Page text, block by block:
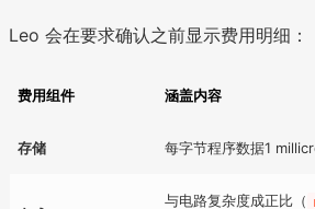
Leo 会在要求确认之前显示费用明细：
费用组件 涵盖内容
存储 每字节程序数据1
与电路复杂度成正比（